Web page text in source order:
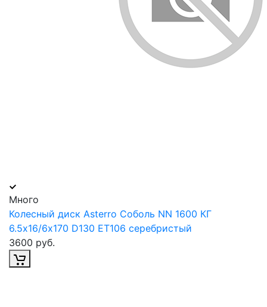
Много
Колесный диск Asterro Соболь NN 1600 КГ
6.5х16/6х170 D130 ET106 серебристый
3600 руб.